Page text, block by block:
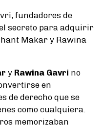
fundadores de
secreto para adquirir
Makar y Rawina
y Rawina Gavri no
en
de derecho que se
como cualquiera.
memorizaban